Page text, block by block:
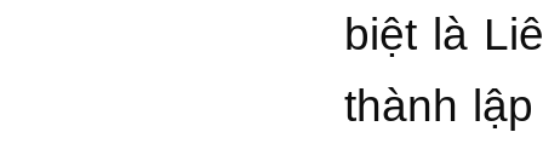
biệt là
thành